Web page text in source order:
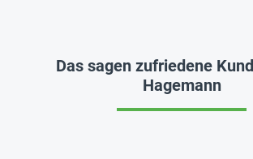
Das sagen zufriedene
Hagemann